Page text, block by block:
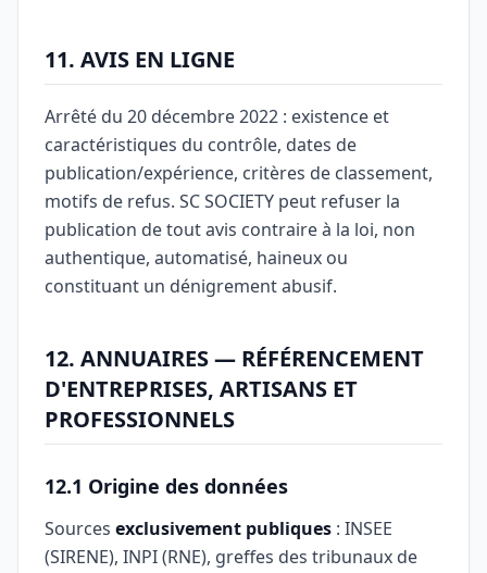
11. AVIS EN LIGNE
Arrêté du 20 décembre 2022 : existence et
caractéristiques du contrôle, dates de
publication/expérience, critères de classement,
motifs de refus. SC SOCIETY peut refuser la
publication de tout avis contraire à la loi, non
authentique, automatisé, haineux ou
constituant un dénigrement abusif.
12. ANNUAIRES — RÉFÉRENCEMENT
D'ENTREPRISES, ARTISANS ET
PROFESSIONNELS
12.1 Origine des données
Sources exclusivement publiques : INSEE
(SIRENE), INPI (RNE), greffes des tribunaux de